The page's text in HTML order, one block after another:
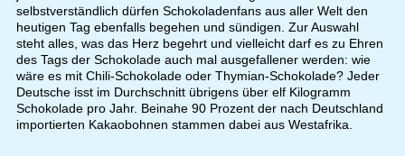
selbstverständlich dürfen Schokoladenfans aus aller Welt den
heutigen Tag ebenfalls begehen und sündigen. Zur Auswahl
steht alles, was das Herz begehrt und vielleicht darf es zu Ehren
des Tags der Schokolade auch mal ausgefallener werden: wie
wäre es mit Chili-Schokolade oder Thymian-Schokolade? Jeder
Deutsche isst im Durchschnitt übrigens über elf Kilogramm
Schokolade pro Jahr. Beinahe 90 Prozent der nach Deutschland
importierten Kakaobohnen stammen dabei aus Westafrika.